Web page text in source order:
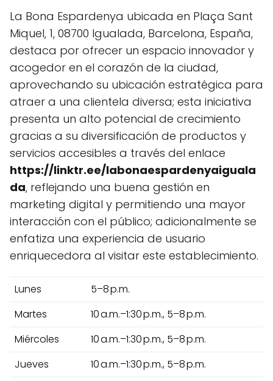
La Bona Espardenya ubicada en Plaça Sant
Miquel, 1, 08700 Igualada, Barcelona, España,
destaca por ofrecer un espacio innovador y
acogedor en el corazón de la ciudad,
aprovechando su ubicación estratégica para
atraer a una clientela diversa; esta iniciativa
presenta un alto potencial de crecimiento
gracias a su diversificación de productos y
servicios accesibles a través del enlace
https://linktr.ee/labonaespardenyaiguala
da, reflejando una buena gestión en
marketing digital y permitiendo una mayor
interacción con el público; adicionalmente se
enfatiza una experiencia de usuario
enriquecedora al visitar este establecimiento.
Lunes
5–8 p.m.
Martes
10 a.m.–1:30 p.m., 5–8 p.m.
Miércoles
10 a.m.–1:30 p.m., 5–8 p.m.
Jueves
10 a.m.–1:30 p.m., 5–8 p.m.